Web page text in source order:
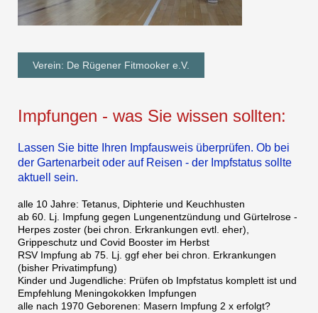
Verein: De Rügener Fitmooker e.V.
Impfungen - was Sie wissen sollten:
Lassen Sie bitte Ihren Impfausweis überprüfen. Ob bei
der Gartenarbeit oder auf Reisen - der Impfstatus sollte
aktuell sein.
alle 10 Jahre: Tetanus, Diphterie und Keuchhusten
ab 60. Lj. Impfung gegen Lungenentzündung und Gürtelrose -
Herpes zoster (bei chron. Erkrankungen evtl. eher),
Grippeschutz und Covid Booster im Herbst
RSV Impfung ab 75. Lj. ggf eher bei chron. Erkrankungen
(bisher Privatimpfung)
Kinder und Jugendliche: Prüfen ob Impfstatus komplett ist und
Empfehlung Meningokokken Impfungen
alle nach 1970 Geborenen: Masern Impfung 2 x erfolgt?